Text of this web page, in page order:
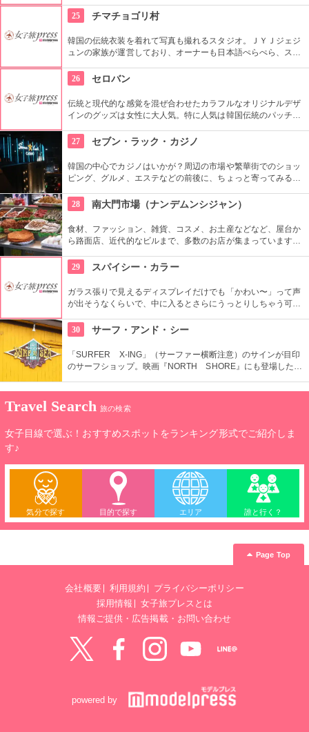
帰るのもいいですね。
25 チマチョゴリ村
韓国の伝統衣装を着れて写真も撮れるスタジオ。ＪＹＪジェジ
ュンの家族が運営しており、オーナーも日本語ぺらぺら、スタ
男性や小さな子供用の衣装も沢山あり、カップル写真に家族写
真、友達同士の記念にもってこい。
26 セロバン
伝統と現代的な感覚を混ぜ合わせたカラフルなオリジナルデザ
インのグッズは女性に大人気。特に人気は韓国伝統のパッチワ
できて、日本への発送もしてくれます。姉妹オーナーは日本へ
の留学経験があるので、日本語もばっちり。
27 セブン・ラック・カジノ
韓国の中心でカジノはいかが？周辺の市場や繁華街でのショッ
ピング、グルメ、エステなどの前後に、ちょっと寄ってみる？
る。外国人専用 CASINO 無料シャトルバスもあり、便利。
28 南大門市場（ナンデムンシジャン）
食材、ファッション、雑貨、コスメ、お土産などなど、屋台か
ら路面店、近代的なビルまで、多数のお店が集まっています。
地は常に買い物客であふれかえり、賑やかな空間が溢れます。
29 スパイシー・カラー
ガラス張りで見えるディスプレイだけでも「かわい〜」って声
が出そうなくらいで、中に入るとさらにうっとりしちゃう可愛
ので、韓国の可愛いファッション好きにオススメ。
30 サーフ・アンド・シー
「SURFER X-ING」（サーファー横断注意）のサインが目印
のサーフショップ。映画『NORTH SHORE』にも登場した
本人スタッフもいるから、日本語で安心してお買い物ができま
すよ。
Travel Search 旅の検索
女子目線で選ぶ！おすすめスポットをランキング形式でご紹介しま
す♪
気分で探す 目的で探す エリア 誰と行く？
Page Top
会社概要 利用規約
プライバシーポリシー
採用情報
女子旅プレスとは
情報ご提供・広告掲載・お問い合わせ
powered by